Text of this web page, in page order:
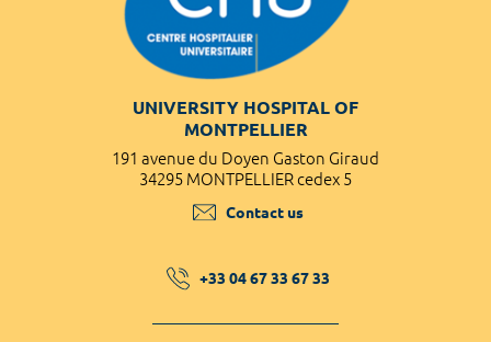
UNIVERSITY HOSPITAL OF
MONTPELLIER
191 avenue du Doyen Gaston Giraud
34295 MONTPELLIER cedex 5
Contact us
+33 04 67 33 67 33